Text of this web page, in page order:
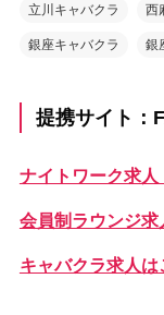
立川キャバクラ 西
銀座キャバクラ 銀
提携サイト：
ナイトワーク求人
会員制ラウンジ求
キャバクラ求人は